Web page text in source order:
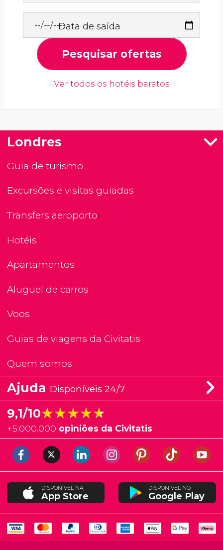
Data de saída
Pesquisar ofertas
Ver todos os hotéis baratos
Londres
Guia de turismo
Excursões e visitas guiadas
Transfers aeroporto
Hotéis
Apartamentos
Aluguel de carros
Voos
Guias de viagens da Civitatis
Quem somos
Ajuda Disponíveis 24/7
9,1/10★★★★★
★★★★★
+5.000.000 opiniões da Civitatis
DISPONÍVEL NA
App Store
DISPONÍVEL NO
Google Play